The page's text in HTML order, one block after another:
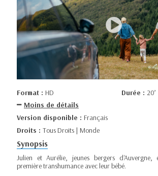
Format : HD Durée : 20’
Moins de détails
Version disponible : Français
Droits : Tous Droits | Monde
Synopsis
Julien et Aurélie, jeunes bergers d'Auvergne,
première transhumance avec leur bébé.